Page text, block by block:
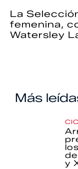
La
femenina,
Watersley
Más
y